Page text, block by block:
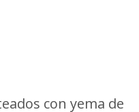
con yema de